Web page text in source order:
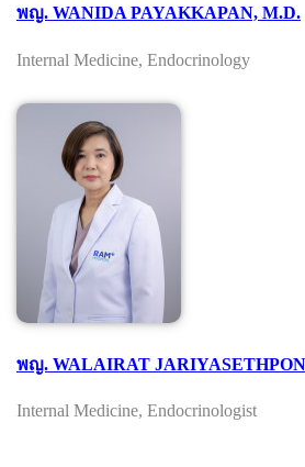
พญ. WANIDA PAYAKKAPAN, M.D.
Internal Medicine, Endocrinology
พญ. WALAIRAT
Internal Medicine, Endocrinologist